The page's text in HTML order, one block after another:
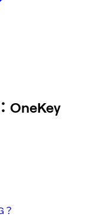
OneKey
？